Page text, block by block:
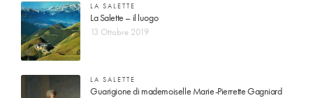
LA SALETTE
La Salette – il luogo
13 Ottobre 2019
LA SALETTE
Guarigione di mademoiselle Marie-Pierrette Gagniard